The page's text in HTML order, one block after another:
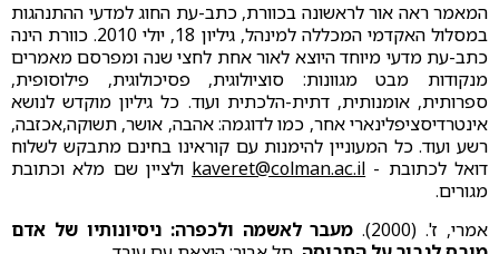
המאמר ראה אור לראשונה בכוורת, כתב-עת החוג למדעי ההתנהגות
במסלול האקדמי המכללה למינהל, גיליון 18, יולי 2010. כוורת הינה
כתב-עת מדעי מיוחד היוצא לאור אחת לחצי שנה ומפרסם מאמרים
מנקודות מבט מגוונות: סוציולוגית, פסיכולוגית, פילוסופית,
ספרותית, אומנותית, דתית-הלכתית ועוד. כל גיליון מוקדש לנושא
אינטרדיסציפלינארי אחר, כמו לדוגמה: אהבה, אושר, תשוקה,אכזבה,
רשע ועוד. כל המעוניין להימנות עם קוראינו בחינם מתבקש לשלוח
דואל לכתובת - kaveret@colman.ac.il ולציין שם מלא וכתובת
מגורים.
אמרי, ז'. (2000).
מעבר לאשמה ולכפרה: ניסיונותיו של אדם